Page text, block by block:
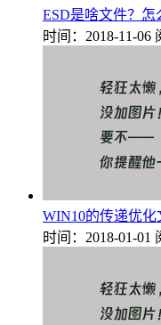
ESD是啥文件？怎
时间：2018-11-06
WIN10的传递优
时间：2018-01-01